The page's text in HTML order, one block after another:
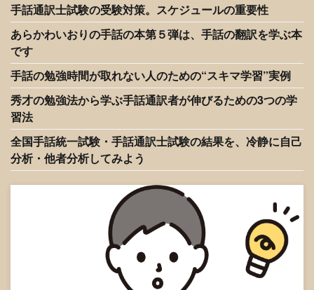
手話通訳士試験の受験対策。スケジュールの重要性
あらかわいおりの手話の本第５弾は、手話の翻訳を学ぶ本
です
手話の勉強時間が取れない人のための“スキマ学習”実例
秀才の勉強法から学ぶ手話通訳者が伸びるための3つの学
習法
全国手話統一試験・手話通訳士試験の結果を、冷静に自己
分析・他者分析してみよう